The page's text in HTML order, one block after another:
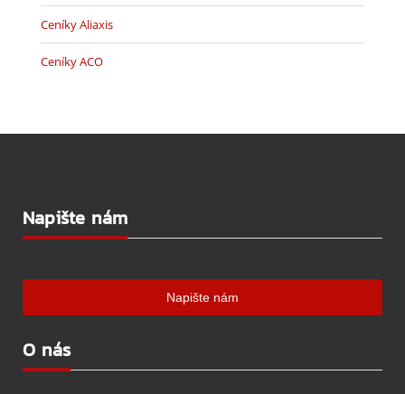
Ceníky Aliaxis
Ceníky ACO
Napište nám
O nás